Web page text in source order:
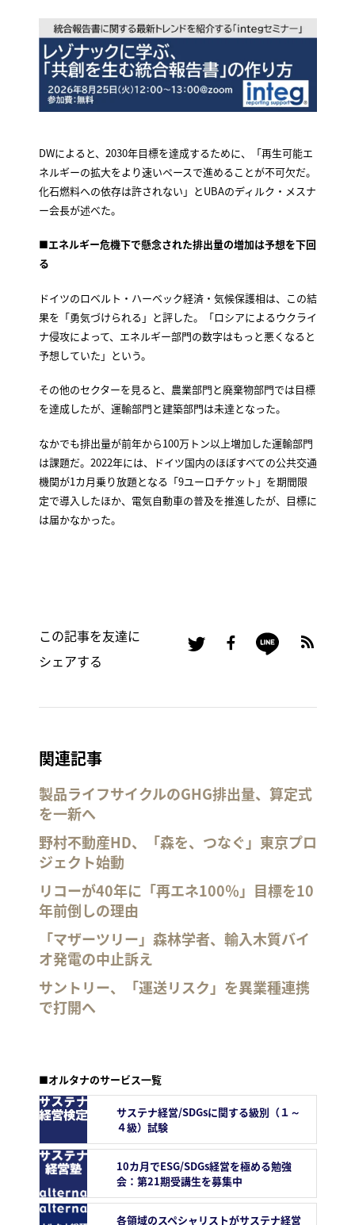
DWによると、2030年目標を達成するために、「再生可能エ
ネルギーの拡大をより速いペースで進めることが不可欠だ。
化石燃料への依存は許されない」とUBAのディルク・メスナ
ー会長が述べた。
■エネルギー危機下で懸念された排出量の増加は予想を下回
る
ドイツのロベルト・ハーベック経済・気候保護相は、この結
果を「勇気づけられる」と評した。「ロシアによるウクライ
ナ侵攻によって、エネルギー部門の数字はもっと悪くなると
予想していた」という。
その他のセクターを見ると、農業部門と廃棄物部門では目標
を達成したが、運輸部門と建築部門は未達となった。
なかでも排出量が前年から100万トン以上増加した運輸部門
は課題だ。2022年には、ドイツ国内のほぼすべての公共交通
機関が1カ月乗り放題となる「9ユーロチケット」を期間限
定で導入したほか、電気自動車の普及を推進したが、目標に
は届かなかった。
この記事を友達に
シェアする
関連記事
製品ライフサイクルのGHG排出量、算定式
を一新へ
野村不動産HD、「森を、つなぐ」東京プロ
ジェクト始動
リコーが40年に「再エネ100％」目標を10
年前倒しの理由
「マザーツリー」森林学者、輸入木質バイ
オ発電の中止訴え
サントリー、「運送リスク」を異業種連携
で打開へ
■オルタナのサービス一覧
サステナ経営/SDGsに関する級別（１～
４級）試験
10カ月でESG/SDGs経営を極める勉強
会：第21期受講生を募集中
各領域のスペシャリストがサステナ経営